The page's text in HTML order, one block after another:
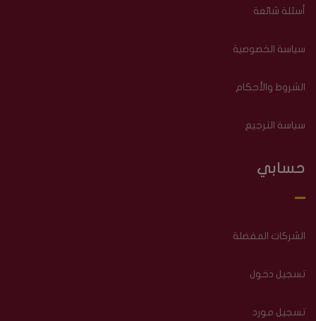
أسئلة شائعة
سياسة الخصوصية
الشروط والأحكام
سياسة الترجيع
حسابي
الشركات المفضلة
تسجيل دخول
تسجيل مورد